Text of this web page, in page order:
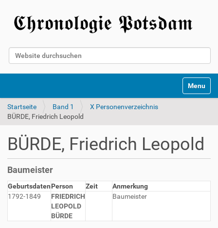
Website durchsuchen
Toggle
Startseite Band 1
X Personenverzeichnis
BÜRDE, Friedrich Leopold
BÜRDE, Friedrich Leopold
Baumeister
GeburtsdatenPerson Zeit
Anmerkung
1792-1849
FRIEDRICH
LEOPOLD
BÜRDE
Baumeister